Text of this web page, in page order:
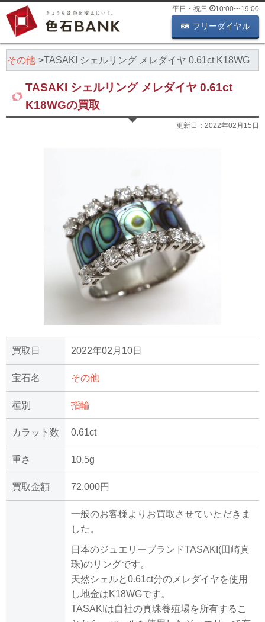
平日・祝日 10:00〜19:00
フリーダイヤル
その他 TASAKI シェルリング メレダイヤ 0.61ct K18WG
TASAKI シェルリング メレダイヤ 0.61ct
K18WGの買取
更新日： 2022年02月15日
買取日 2022年02月10日
宝石名 その他
種別 指輪
カラット数 0.61ct
重さ 10.5g
買取金額 72,000円
一般のお客様よりお買取させていただきま
した。
日本のジュエリーブランドTASAKI(田崎真
珠)のリングです。
天然シェルと0.61ct分のメレダイヤを使用
し地金はK18WGです。
TASAKIは自社の真珠養殖場を所有するこ